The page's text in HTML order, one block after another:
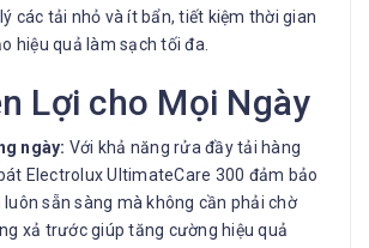
các tải nhỏ và ít bẩn, tiết kiệm thời gian
hiệu quả làm sạch tối đa.
Lợi cho Mọi Ngày
ngày: Với khả năng rửa đầy tải hàng
Electrolux UltimateCare 300 đảm bảo
luôn sẵn sàng mà không cần phải chờ
xả trước giúp tăng cường hiệu quả